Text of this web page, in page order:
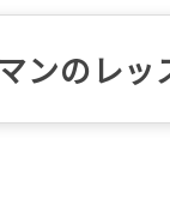
ンのレッ